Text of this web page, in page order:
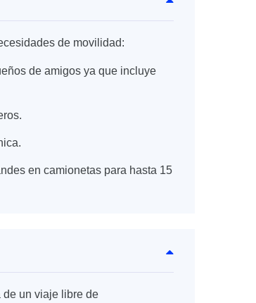
de movilidad:
de amigos ya que incluye
en camionetas para hasta 15
de un viaje libre de